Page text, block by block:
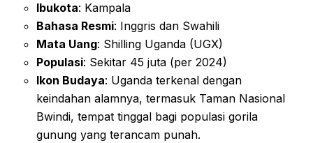
Ibukota: Kampala
Bahasa Resmi: Inggris dan Swahili
Mata Uang: Shilling Uganda (UGX)
Populasi: Sekitar 45 juta (per 2024)
Ikon Budaya: Uganda terkenal dengan
keindahan alamnya, termasuk Taman Nasional
Bwindi, tempat tinggal bagi populasi gorila
gunung yang terancam punah.